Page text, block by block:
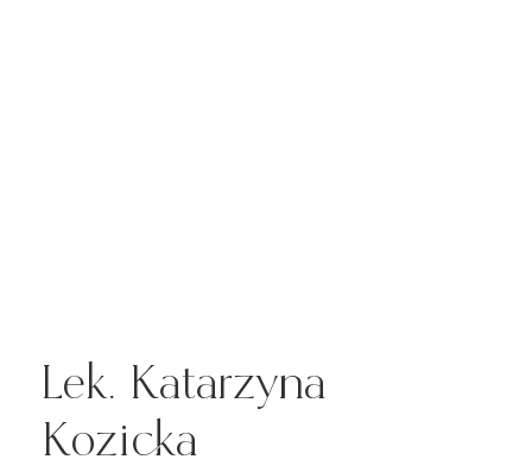
Lek. Katarzyna
Kozicka